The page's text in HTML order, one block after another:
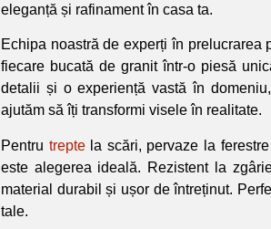
eleganță și rafinament în casa ta.
Echipa noastră de experți în prelucrarea
fiecare bucată de granit într-o piesă
detalii și o experiență vastă în
ajutăm să îți transformi visele în realitate.
Pentru treptela scări, pervaze la
este alegerea ideală. Rezistent la
material durabil și ușor de întreținut.
tale.